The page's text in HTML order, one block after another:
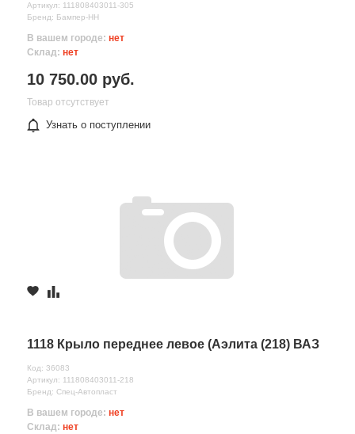
Артикул: 111808403011-305
Бренд: Бампер-НН
В вашем городе: нет
Склад: нет
10 750.00 руб.
Товар отсутствует
Узнать о поступлении
1118 Крыло переднее левое (Аэлита (218) ВАЗ
Код: 36083
Артикул: 111808403011-218
Бренд: Спец-Автопласт
В вашем городе: нет
Склад: нет